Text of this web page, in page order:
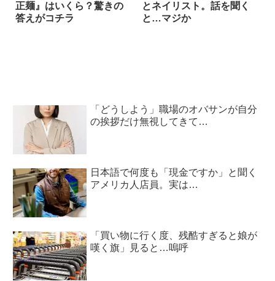
正麺』はいくら？驚きの
答えがコチラ
とネイリスト。話を聞く
と…マジか
「どうしよう」職場のオバサンが自分
の挨拶だけ無視してきて…
日本語で何度も「現金ですか」と聞く
アメリカ人店員。実は…
「買い物に行く度、残酷すぎると娘が
嘆く旗」見ると…嗚呼